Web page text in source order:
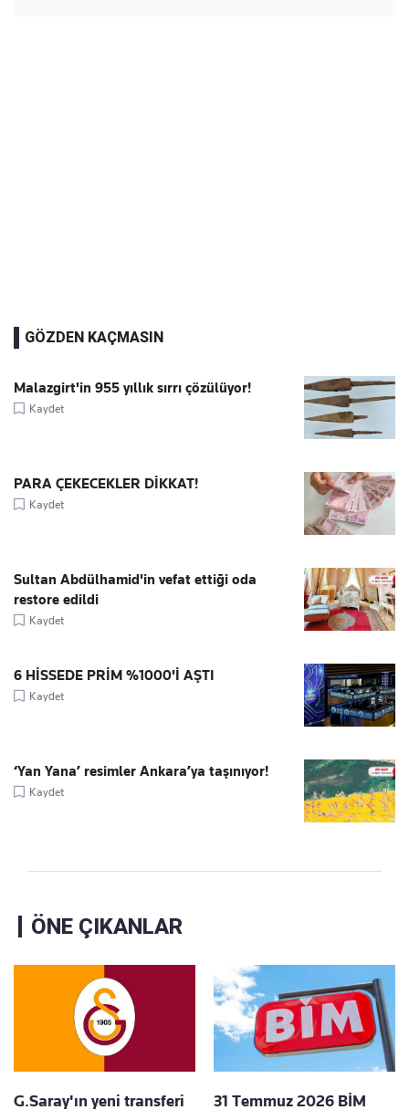
GÖZDEN KAÇMASIN
Malazgirt'in 955 yıllık sırrı çözülüyor!
Kaydet
PARA ÇEKECEKLER DİKKAT!
Kaydet
Sultan Abdülhamid'in vefat ettiği oda
restore edildi
Kaydet
6 HİSSEDE PRİM %1000'İ AŞTI
Kaydet
‘Yan Yana’ resimler Ankara’ya taşınıyor!
Kaydet
ÖNE ÇIKANLAR
G.Saray'ın yeni transferi
31 Temmuz 2026 BİM